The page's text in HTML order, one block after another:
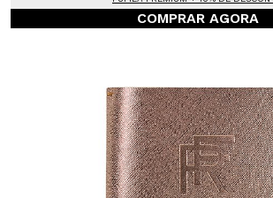
COMPRAR AGORA